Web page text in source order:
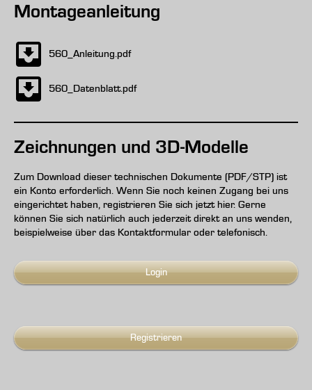
Montageanleitung
560_Anleitung.pdf
560_Datenblatt.pdf
Zeichnungen und 3D-Modelle
Zum Download dieser technischen Dokumente (PDF/STP) ist
ein Konto erforderlich. Wenn Sie noch keinen Zugang bei uns
eingerichtet haben, registrieren Sie sich jetzt hier. Gerne
können Sie sich natürlich auch jederzeit direkt an uns wenden,
beispielweise über das Kontaktformular oder telefonisch.
Login
Registrieren